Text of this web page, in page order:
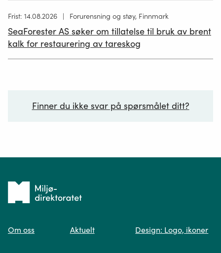
Høring
publisert
19.06.2026
Frist: 14.08.2026 Forurensning og støy, Finnmark
SeaForester AS søker om tillatelse til bruk av brent
kalk for restaurering av tareskog
Finner du ikke svar på spørsmålet ditt?
Spør oss
Tilbake
forsiden
Om oss Aktuelt Design: Logo, ikoner